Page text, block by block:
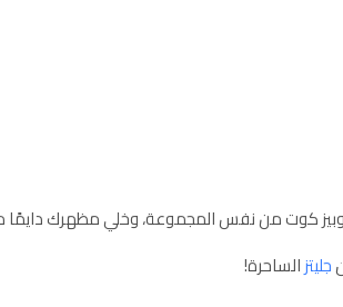
كوت من نفس المجموعة، وخلي مظهرك دايمًا
جليتزالساحرة!